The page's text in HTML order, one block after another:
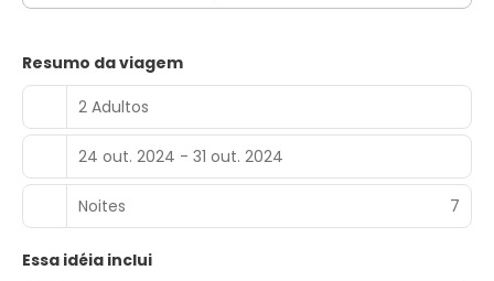
Resumo da viagem
2 Adultos
24 out. 2024 - 31 out. 2024
Noites 7
Essa idéia inclui